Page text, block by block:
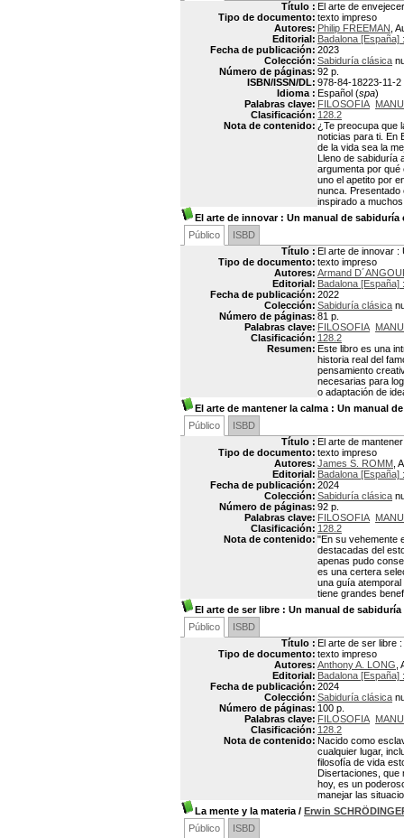
Título : El arte de
Tipo de documento: texto impreso
Autores: Philip FREEMAN ,
Editorial: Badalona [España]
Fecha de publicación: 2023
Colección: Sabiduría clásica
Número de páginas: 92 p.
ISBN/ISSN/DL: 978-84-18223-11-2
Idioma : Español (spa)
Palabras clave: FILOSOFIA
Clasificación: 128.2
Nota de contenido: ¿Te preocupa que
noticias para ti. En
de la vida sea la
Lleno de sabiduría
argumenta por qué
uno el apetito por
nunca. Presentado
inspirado a
El arte de innovar: Un manual de sabiduría
Público
ISBD
Título : El arte de innovar :
Tipo de documento: texto impreso
Autores: Armand
Editorial: Badalona [España]
Fecha de publicación: 2022
Colección: Sabiduría clásica
Número de páginas: 81 p.
Palabras clave: FILOSOFIA
Clasificación: 128.2
Resumen: Este libro es una
historia real del
pensamiento
necesarias para
o adaptación de
El arte de mantener la calma : Un manual
Público
ISBD
Título : El arte de
Tipo de documento: texto impreso
Autores: James S. ROMM ,
Editorial: Badalona [España]
Fecha de publicación: 2024
Colección: Sabiduría clásica
Número de páginas: 92 p.
Palabras clave: FILOSOFIA
Clasificación: 128.2
Nota de contenido: "En su vehemente
destacadas del
apenas pudo
es una certera
una guía
tiene grandes
El arte de ser libre : Un manual de
Público
ISBD
Título : El arte de ser libre
Tipo de documento: texto impreso
Autores: Anthony A. LONG ,
Editorial: Badalona [España]
Fecha de publicación: 2024
Colección: Sabiduría clásica
Número de páginas: 100 p.
Palabras clave: FILOSOFIA
Clasificación: 128.2
Nota de contenido: Nacido como
cualquier lugar,
filosofía de vida
Disertaciones, que
hoy, es un
manejar las
La mente y la materia / Erwin
Público
ISBD